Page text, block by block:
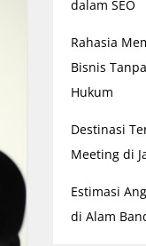
dalam SEO
Rahasia
Bisnis
Hukum
Destinasi
Meeting di
Estimasi
di Alam